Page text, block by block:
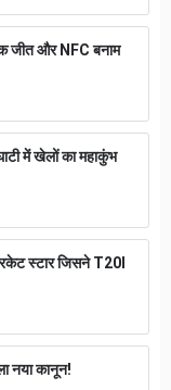
जीत और NFC बनाम
में खेलों का महाकुंभ
स्टार जिसने T20I
नया कानून!